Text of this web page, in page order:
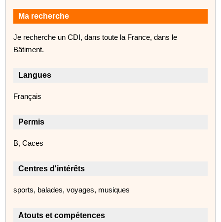
Ma recherche
Je recherche un CDI, dans toute la France, dans le
Bâtiment.
Langues
Français
Permis
B, Caces
Centres d'intérêts
sports, balades, voyages, musiques
Atouts et compétences